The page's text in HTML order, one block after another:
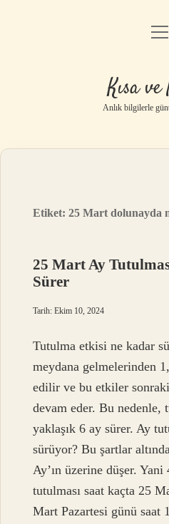
Yasal
Kısa
Anlık bilgilerle
Etiket:25 Mart dolunayda
25 Mart Ay
Sürer
Tarih: Ekim 10, 2024
Tutulma etkisi ne kadar
meydana gelmelerinden
edilir ve bu etkiler
devam eder. Bu nedenle,
yaklaşık 6 ay sürer. Ay
sürüyor? Bu şartlar
Ay’ın üzerine düşer.
tutulması saat kaçta 25
Mart Pazartesi günü saat